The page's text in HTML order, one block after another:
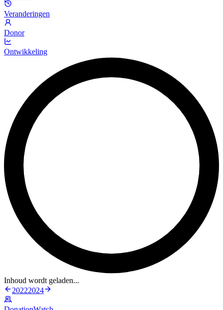
Veranderingen
Donor
Ontwikkeling
Inhoud wordt geladen...
20222024